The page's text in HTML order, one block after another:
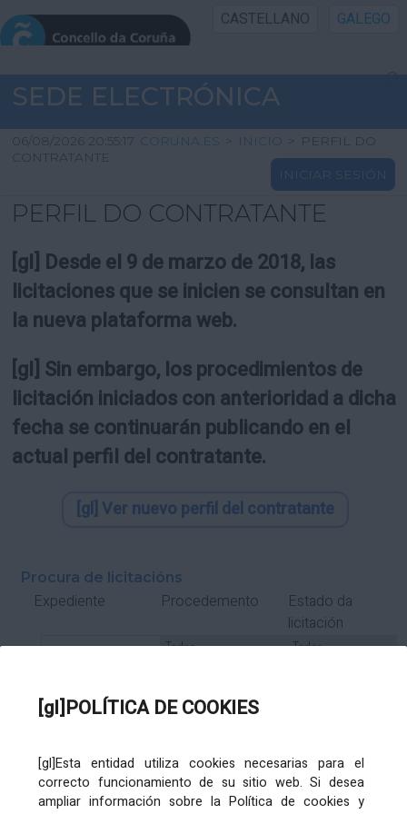
[gl]POLÍTICA DE COOKIES
[gl]Esta entidad utiliza cookies necesarias para el
correcto funcionamiento de su sitio web. Si desea
ampliar información sobre la Política de cookies y
CASTELLANO GALEGO
INICIO SEDE
INICIO
INFORMACIÓN PÚBLICA
UTILIDADES
SEDE ELECTRÓNICA
06/08/2026 20:55:17 CORUNA.ES > INICIO > PERFIL DO
CONTRATANTE
INICIAR SESIÓN
PERFIL DO CONTRATANTE
[gl] Desde el 9 de marzo de 2018, las
licitaciones que se inicien se consultan en
la nueva plataforma web.
[gl] Sin embargo, los procedimientos de
licitación iniciados con anterioridad a dicha
fecha se continuarán publicando en el
actual perfil del contratante.
[gl] Ver nuevo perfil del contratante
Procura de licitacións
Expediente Procedemento
Estado da
licitación
Subcontrato Tramitación
Órgano de contratación Título